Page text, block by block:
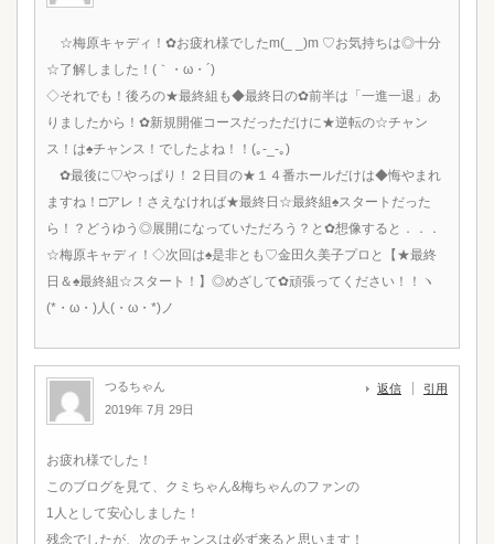
☆梅原キャディ！✿お疲れ様でしたm(_ _)m ♡お気持ちは◎十分
☆了解しました！(｀・ω・´)ゞ
◇それでも！後ろの★最終組も◆最終日の✿前半は「一進一退」あ
りましたから！✿新規開催コースだっただけに★逆転の☆チャン
ス！は♠チャンス！でしたよね！！(｡-_-｡)
✿最後に♡やっぱり！２日目の★１４番ホールだけは◆悔やまれ
ますね！□アレ！さえなければ★最終日☆最終組♠スタートだった
ら！？どうゆう◎展開になっていただろう？と✿想像すると．．．
☆梅原キャディ！◇次回は♠是非とも♡金田久美子プロと【★最終
日＆♠最終組☆スタート！】◎めざして✿頑張ってください！！ヽ
(*・ω・)人(・ω・*)ノ
つるちゃん
2019年 7月 29日
返信 引用
お疲れ様でした！
このブログを見て、クミちゃん&梅ちゃんのファンの
1人として安心しました！
残念でしたが、次のチャンスは必ず来ると思います！